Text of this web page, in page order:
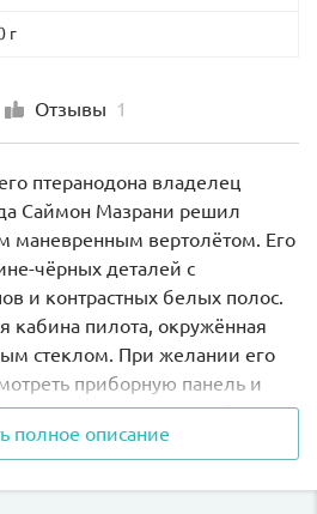
г
Отзывы 1
птеранодона владелец
Саймон Мазрани решил
маневренным вертолётом. Его
чёрных деталей с
и контрастных белых полос.
кабина пилота, окружённая
стеклом. При желании его
приборную панель и
часть вертолёта
отсек с открытыми
полное описание